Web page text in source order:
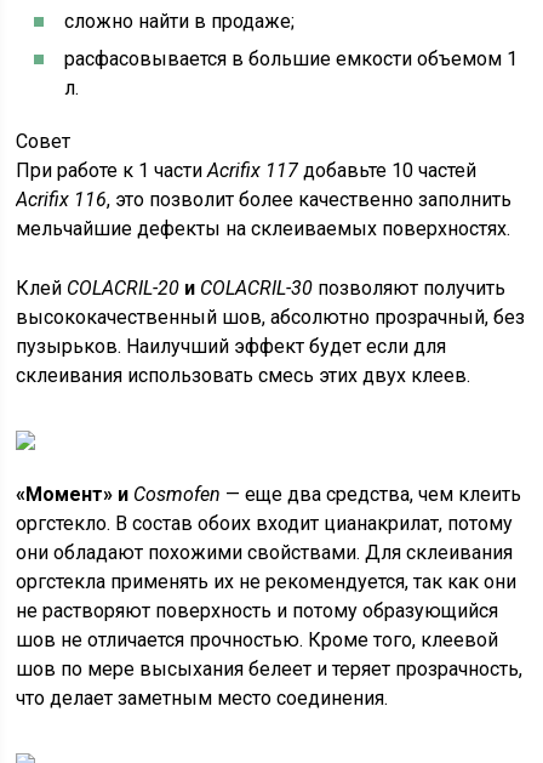
сложно найти в продаже;
расфасовывается в большие емкости объемом 1
л.
Совет
При работе к 1 частиAcrifix 117 добавьте 10 частей
Acrifix 116, это позволит более качественно заполнить
мельчайшие дефекты на склеиваемых поверхностях.
Клей COLACRIL-20 и COLACRIL-30 позволяют получить
высококачественный шов, абсолютно прозрачный, без
пузырьков. Наилучший эффект будет если для
склеивания использовать смесь этих двух клеев.
«Момент» и Cosmofen — еще два средства, чем клеить
оргстекло. В состав обоих входит цианакрилат, потому
они обладают похожими свойствами. Для склеивания
оргстекла применять их не рекомендуется, так как они
не растворяют поверхность и потому образующийся
шов не отличается прочностью. Кроме того, клеевой
шов по мере высыхания белеет и теряет прозрачность,
что делает заметным место соединения.